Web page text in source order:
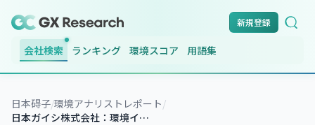
新規登録
会社検索 ランキング 環境スコア 用語集
日本碍子/環境アナリストレポート/
日本ガイシ株式会社：環境イニシアチブとパフォーマンスに関する包括的分析レポート